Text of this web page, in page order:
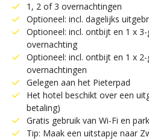
1, 2 of 3 overnachtingen
Optioneel: incl. dagelijks
Optioneel: incl. ontbijt en 1 x
overnachting
Optioneel: incl. ontbijt en 1 x
overnachtingen
Gelegen aan het Pieterpad
Het hotel beschikt over een
betaling)
Gratis gebruik van Wi-Fi en
Tip: Maak een uitstapje naar